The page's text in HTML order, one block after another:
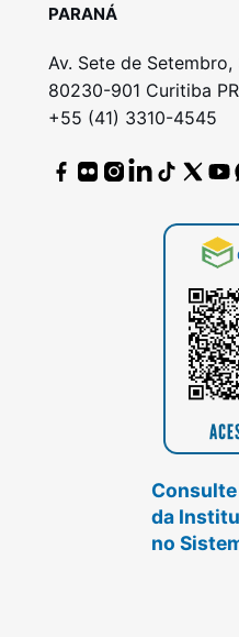
PARANÁ
Av. Sete de Setembro,
80230-901 Curitiba
+55 (41) 3310-4545
da
no